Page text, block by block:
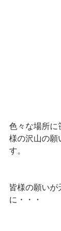
色々な場所に
様の沢山の願
す。
皆様の願いが
に・・・